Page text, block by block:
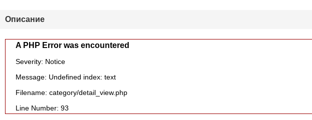
Описание
A PHP Error was encountered
Severity: Notice
Message: Undefined index: text
Filename: category/detail_view.php
Line Number: 93